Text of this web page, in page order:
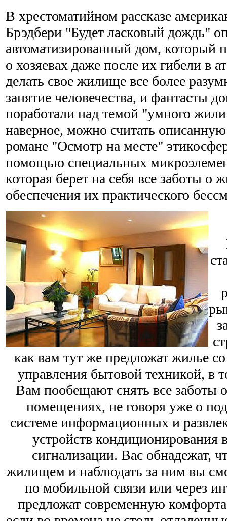
В хрестоматийном рассказе
Брэдбери "Будет ласковый дождь"
автоматизированный дом, который
о хозяевах даже после их гибели в
делать свое жилище все более
занятие человечества, и фантасты
поработали над темой "умного
наверное, можно считать
романе "Осмотр на месте"
помощью специальных
которая берет на себя все заботы о
обеспечения их практического
как вам тут же предложат жилье
управления бытовой техникой, в
Вам пообещают снять все заботы
помещениях, не говоря уже о
системе информационных и
устройств кондиционирования
сигнализации. Вас обнадежат,
жилищем и наблюдать за ним вы
по мобильной связи или через
предложат современную